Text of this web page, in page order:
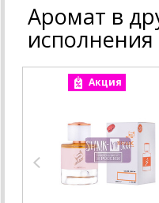
Аромат в
исполнения
Акция